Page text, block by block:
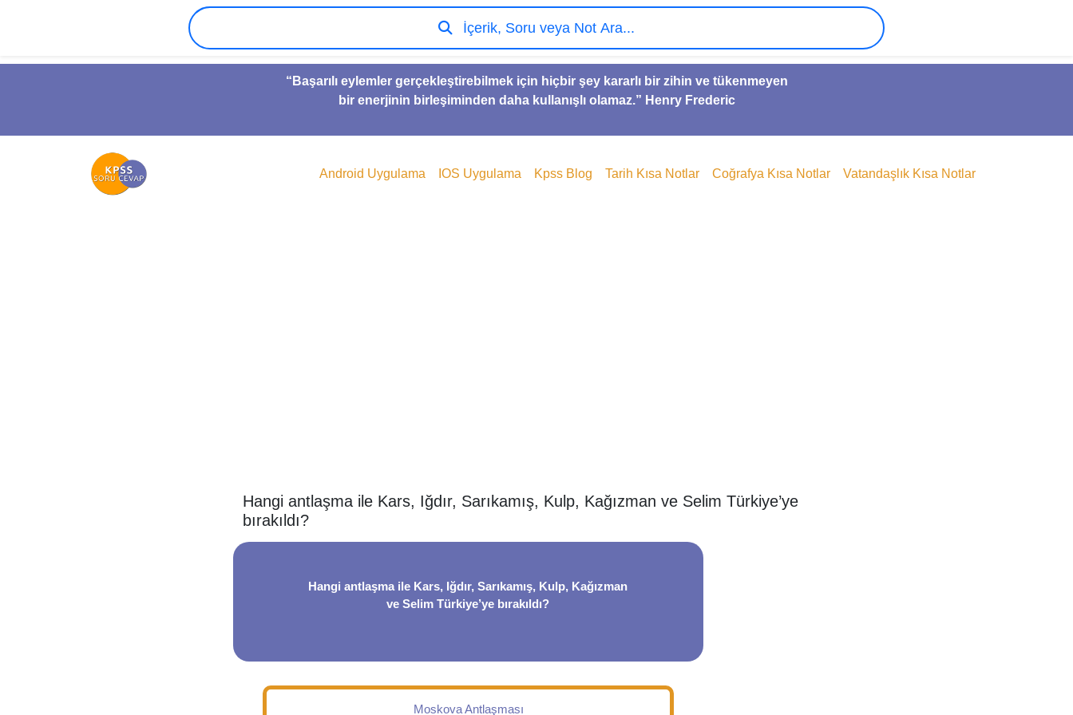
“Başarılı eylemler gerçekleştirebilmek için hiçbir şey kararlı bir zihin ve tükenmeyen
bir enerjinin birleşiminden daha kullanışlı olamaz.” Henry Frederic
İçerik, Soru veya Not Ara...
Android Uygulama IOS Uygulama Kpss Blog Tarih Kısa Notlar Coğrafya Kısa Notlar Vatandaşlık Kısa Notlar
Hangi antlaşma ile Kars, Iğdır, Sarıkamış, Kulp, Kağızman ve Selim Türkiye’ye
bırakıldı?
Hangi antlaşma ile Kars, Iğdır, Sarıkamış, Kulp, Kağızman
ve Selim Türkiye’ye bırakıldı?
Moskova Antlaşması